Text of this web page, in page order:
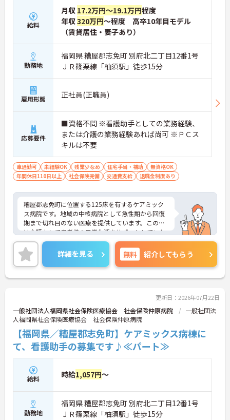
給料
月収 17.2万円～19.1万円程度
年収320万円～程度 高卒10年目モデル
（賃貸居住・妻子あり）
勤務地
福岡県 糟屋郡志免町 別府北二丁目12番1号
ＪＲ篠栗線「柚須駅」徒歩15分
雇用形態 正社員(正職員)
応募要件
■資格不問 ※看護助手としての業務経験、
または介護の業務経験あれば尚可 ※ＰＣス
キルは不要
車通勤可 未経験OK 残業少なめ 住宅手当・補助
無資格OK
年間休日110日以上
社会保険完備 交通費支給 退職金制度あり
糟屋郡志免町に位置する125床を有するケアミック
ス病院です。地域の中核病院として急性期から回復
期まで切れ目のない医療を提供しています。この度
は介護士して患者様の日常生活をサポートしていた
だきます。介護系の資格や経験がなくてもチャレン
ジいただけ、働きながら資格取得も目指します！ご
興味のある方には、面接対策ポイントなど、さらに
詳細をお話しいたしますのでお気軽にご相談くださ
い！
詳細を見る 無料 紹介してもらう
更新日：2026年07月22日
一般社団法人福岡県社会保険医療協会 社会保険仲原病院
一般社団法
人福岡県社会保険医療協会 社会保険仲原病院
【福岡県／糟屋郡志免町】ケアミックス病棟に
て、看護助手の募集です♪≪パート≫
給料 時給1,057円～
勤務地
福岡県 糟屋郡志免町 別府北二丁目12番1号
ＪＲ篠栗線「柚須駅」徒歩15分